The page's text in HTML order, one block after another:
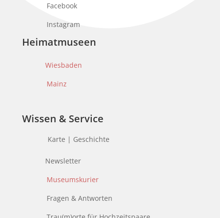
Facebook
Instagram
Heimatmuseen
Wiesbaden
Mainz
Wissen & Service
Karte | Geschichte
Newsletter
Museumskurier
Fragen & Antworten